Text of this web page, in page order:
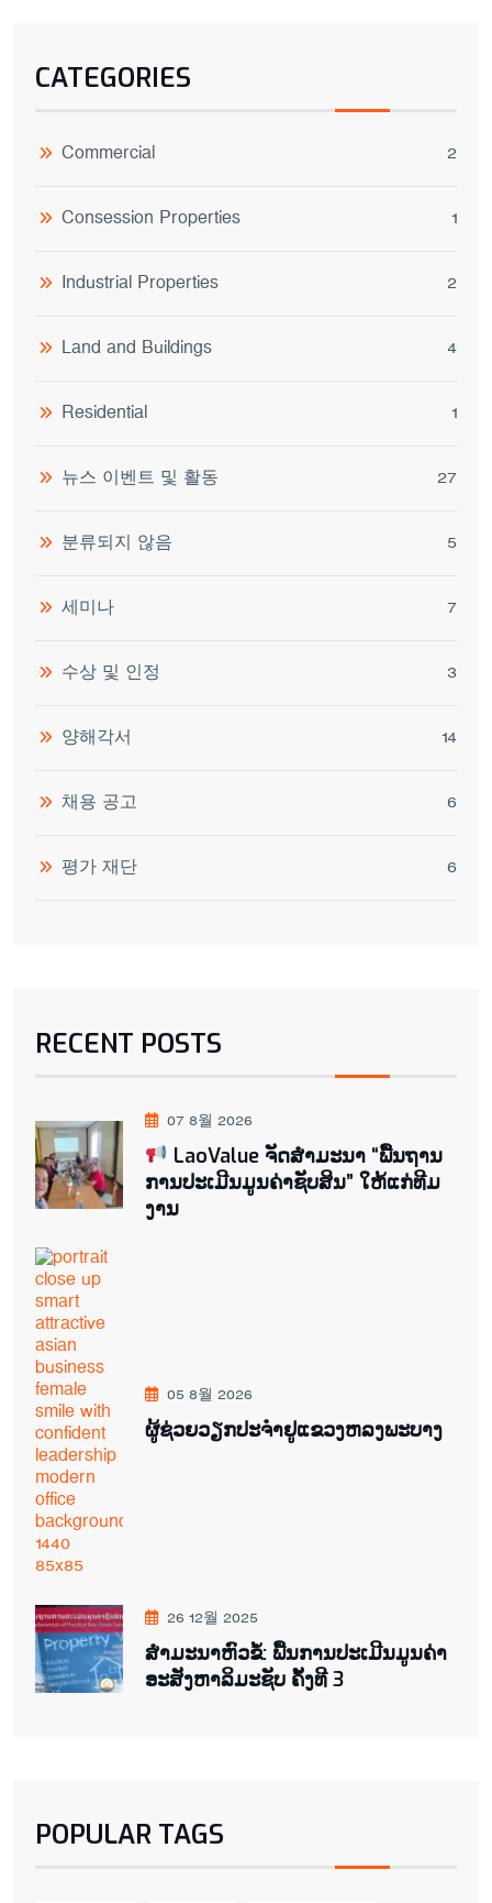
CATEGORIES
Commercial 2
Consession Properties 1
Industrial Properties 2
Land and Buildings 4
Residential 1
뉴스 이벤트 및 활동 27
분류되지 않음 5
세미나 7
수상 및 인정 3
양해각서 14
채용 공고 6
평가 재단 6
RECENT POSTS
07 8월 2026
LaoValue ຈັດສຳມະນາ “ພື້ນຖານ
ການປະເມີນມູນຄ່າຊັບສິນ” ໃຫ້ແກ່ທີມ
ງານ
05 8월 2026
ຜູ້ຊ່ວຍ​ວຽກປະ​ຈຳ​ຢູ​​ແຂວງຫລງ​ພະ​ບາງ
26 12월 2025
ສຳມະນາຫົວຂໍ້: ພື້ນການປະເມີນມູນຄ່າ
ອະສັງຫາລິມະຊັບ ຄັ້ງທີ 3
POPULAR TAGS